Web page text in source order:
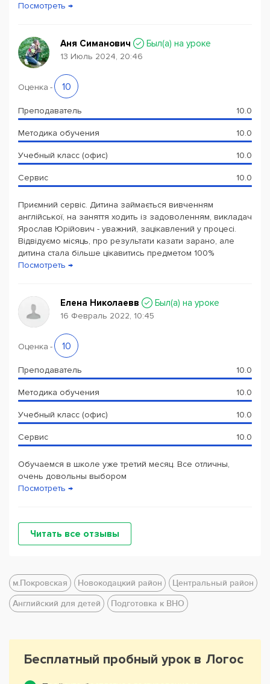
Посмотреть →
Аня Симанович Был(a) на уроке
13 Июль 2024, 20:46
Оценка - 10
Преподаватель 10.0
Методика обучения 10.0
Учебный класс (офис) 10.0
Сервис 10.0
Приємний сервіс. Дитина займається вивченням
англійської, на заняття ходить із задоволенням, викладач
Ярослав Юрійович - уважний, зацікавлений у процесі.
Відвідуємо місяць, про результати казати зарано, але
дитина стала більше цікавитись предметом 100%
Посмотреть →
Елена Николаевв Был(a) на уроке
16 Февраль 2022, 10:45
Оценка - 10
Преподаватель 10.0
Методика обучения 10.0
Учебный класс (офис) 10.0
Сервис 10.0
Обучаемся в школе уже третий месяц. Все отличны,
очень довольны выбором
Посмотреть →
Читать все отзывы
м.Покровская Новокодацкий район
Центральный район
Английский для детей
Подготовка к ВНО
Бесплатный пробный урок в Логос